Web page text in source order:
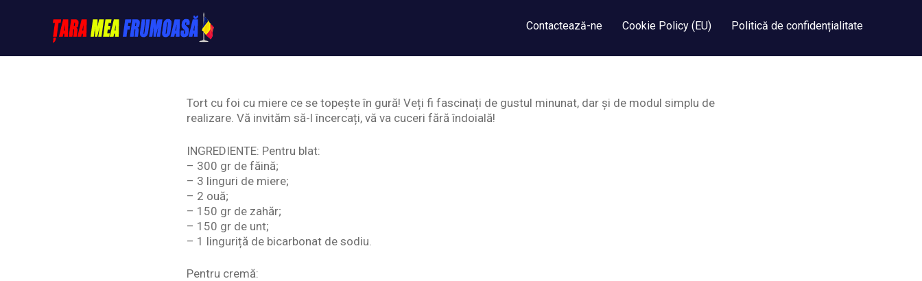
Tarameafrumoasa
Contactează-ne Cookie Policy (EU) Politică de confidențialitate
Tort cu foi cu miere ce se topește în gură! Veți fi fascinați de gustul minunat, dar și de modul simplu de
realizare. Vă invităm să-l încercați, vă va cuceri fără îndoială!
INGREDIENTE: Pentru blat:
– 300 gr de făină;
– 3 linguri de miere;
– 2 ouă;
– 150 gr de zahăr;
– 150 gr de unt;
– 1 linguriță de bicarbonat de sodiu.
Pentru cremă: